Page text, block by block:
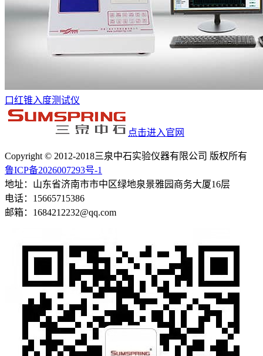
口红锥入度测试仪
点击进入官网
Copyright © 2012-2018三泉中石实验仪器有限公司 版权所有
鲁ICP备2026007293号-1
地址：山东省济南市市中区绿地泉景雅园商务大厦16层
电话：15665715386
邮箱：1684212232@qq.com